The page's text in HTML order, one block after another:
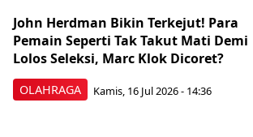
OLAHRAGA
John Herdman Bikin Terkejut! Para
Pemain Seperti Tak Takut Mati Demi
Lolos Seleksi, Marc Klok Dicoret?
Kamis, 16 Jul 2026 - 14:36